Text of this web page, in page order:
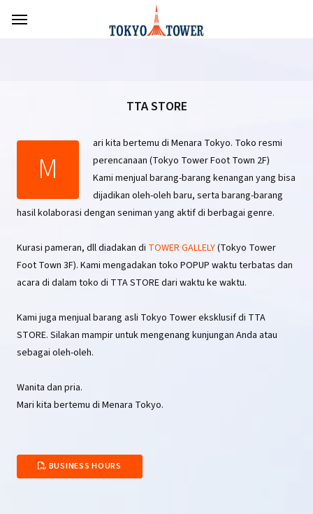
TTA STORE
M
ari kita bertemu di Menara Tokyo. Toko resmi
perencanaan (Tokyo Tower Foot Town 2F)
Kami menjual barang-barang kenangan yang bisa
dijadikan oleh-oleh baru, serta barang-barang
hasil kolaborasi dengan seniman yang aktif di berbagai genre.
Kurasi pameran, dll diadakan di TOWER GALLELY(Tokyo Tower
Foot Town 3F). Kami mengadakan toko POPUP waktu terbatas dan
acara di dalam toko di TTA STORE dari waktu ke waktu.
Kami juga menjual barang asli Tokyo Tower eksklusif di TTA
STORE. Silakan mampir untuk mengenang kunjungan Anda atau
sebagai oleh-oleh.
Wanita dan pria.
Mari kita bertemu di Menara Tokyo.
BUSINESS HOURS